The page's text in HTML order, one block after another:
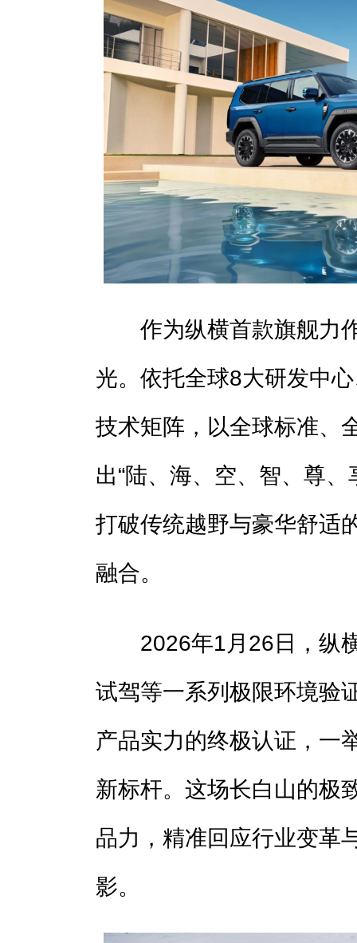
作为纵横首款旗舰力
光。依托全球8大研发中
技术矩阵，以全球标准、
出“陆、海、空、智、尊
打破传统越野与豪华舒适
融合。
2026年1月26日，纵横
试驾等一系列极限环境验
产品实力的终极认证，一
新标杆。这场长白山的极
品力，精准回应行业变革
影。